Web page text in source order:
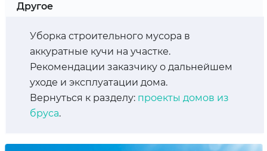
Другое
Уборка строительного мусора в
аккуратные кучи на участке.
Рекомендации заказчику о дальнейшем
уходе и эксплуатации дома.
Вернуться к разделу: проекты домов из
бруса.